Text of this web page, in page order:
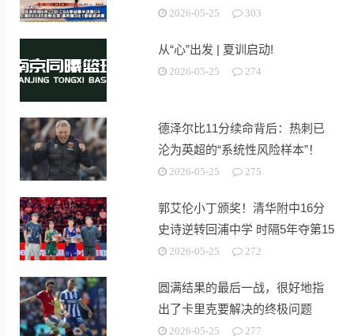
决赛
2026-05-25 303
从“心”出发 | 夏训启动!
2026-05-25 274
德泽尔比11分续命背后：热刺已
沦为英超的“系统性风险样本”！
2026-05-25 275
郭艾伦小丁颁奖！清华附中16分
史诗逆转回浦中学 时隔5年夺第15
冠2026-05-25 272
圆满结果的最后一战，很好地指
出了卡里克要解决的终极问题
2026-05-25 277